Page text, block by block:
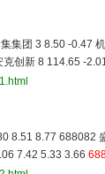
集团 3 8.50 -0.47
创新 8 114.65 -
8.51 8.77 688082
7.42 5.33 3.66